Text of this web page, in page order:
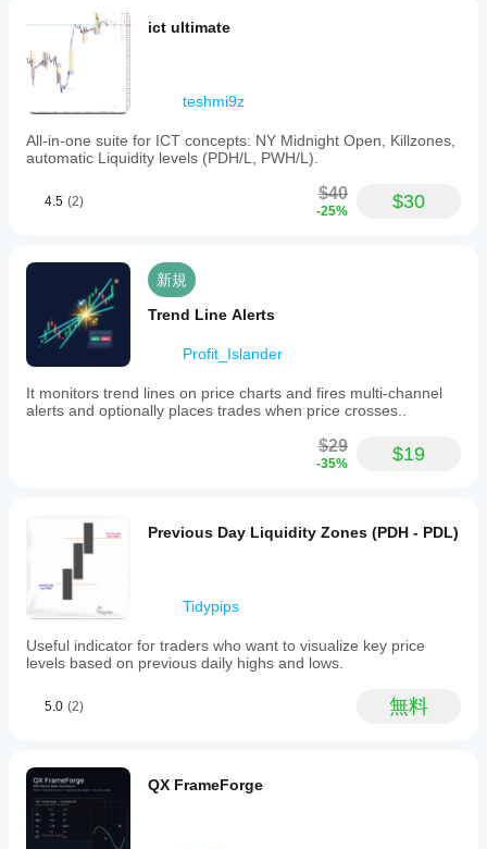
応させ
ること
ができ
ます。
ict ultimate
teshmi9z
All-in-one suite for ICT concepts: NY Midnight Open, Killzones,
automatic Liquidity levels (PDH/L, PWH/L).
4.5 (2) $40
-25% $30
新規
Trend Line Alerts
Profit_Islander
It monitors trend lines on price charts and fires multi-channel
alerts and optionally places trades when price crosses..
$29
-35% $19
Previous Day Liquidity Zones (PDH - PDL)
Tidypips
Useful indicator for traders who want to visualize key price
levels based on previous daily highs and lows.
5.0 (2) 無料
QX FrameForge